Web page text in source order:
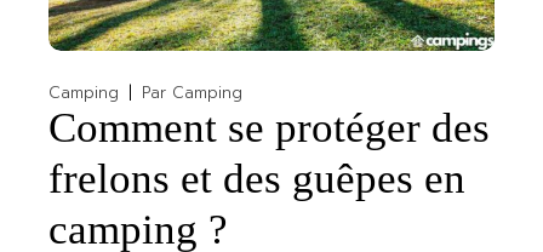
Camping Par Camping
Comment se protéger des
frelons et des guêpes en
camping ?